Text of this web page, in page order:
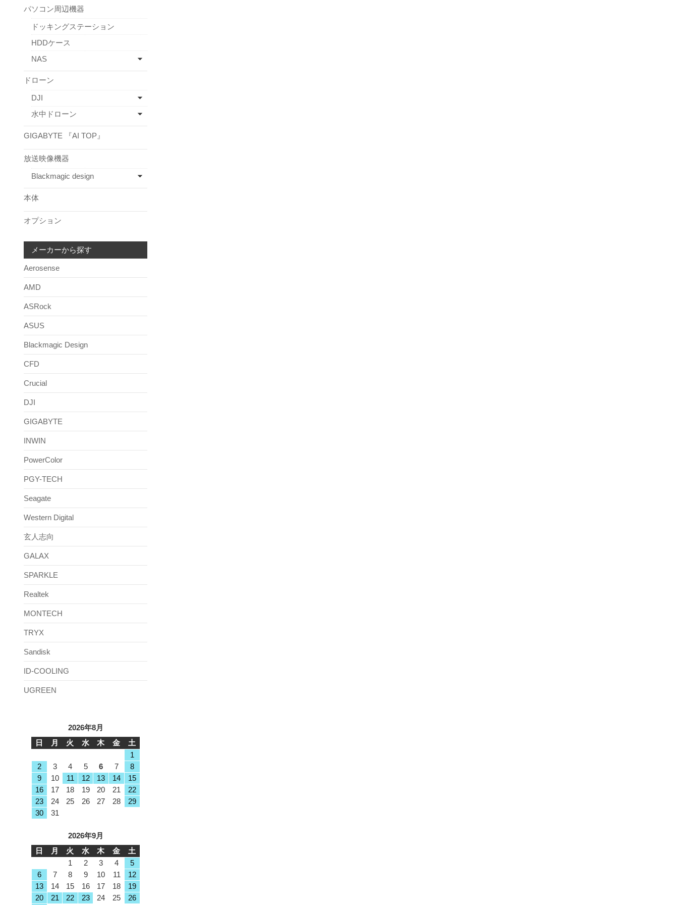
パソコン周辺機器
ドッキングステーション
HDDケース
NAS
ドローン
DJI
水中ドローン
GIGABYTE 『AI TOP』
放送映像機器
Blackmagic design
本体
オプション
メーカーから探す
Aerosense
AMD
ASRock
ASUS
Blackmagic Design
CFD
Crucial
DJI
GIGABYTE
INWIN
PowerColor
PGY-TECH
Seagate
Western Digital
玄人志向
GALAX
SPARKLE
Realtek
MONTECH
TRYX
Sandisk
ID-COOLING
UGREEN
2026年8月
日
月 火 水 木 金
土
1
2
3 4 5 6 7
8
9
10 11 12 13 14
15
16
17 18 19 20 21
22
23
24 25 26 27 28
29
30
31
2026年9月
日
月 火 水 木 金
土
1
2 3 4
5
6
7 8 9 10 11
12
13
14 15 16 17 18
19
20
21 22 23 24 25
26